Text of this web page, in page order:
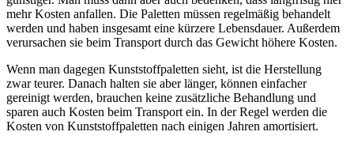
mehr Kosten anfallen. Die Paletten müssen regelmäßig behandelt
werden und haben insgesamt eine kürzere Lebensdauer. Außerdem
verursachen sie beim Transport durch das Gewicht höhere Kosten.
Wenn man dagegen Kunststoffpaletten sieht, ist die Herstellung
zwar teurer. Danach halten sie aber länger, können einfacher
gereinigt werden, brauchen keine zusätzliche Behandlung und
sparen auch Kosten beim Transport ein. In der Regel werden die
Kosten von Kunststoffpaletten nach einigen Jahren amortisiert.